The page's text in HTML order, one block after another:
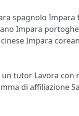
spagnolo Impara
Impara
Impara
un tutor Lavora con
di affiliazione